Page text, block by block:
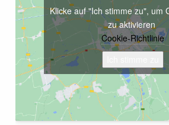
Klicke auf "Ich stimme zu", um
zu aktivieren
Cookie-Richtlinie